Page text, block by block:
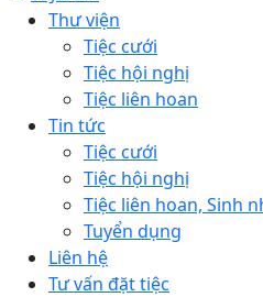
Thư viện
Tiệc cưới
Tiệc hội nghị
Tiệc liên hoan
Tin tức
Tiệc cưới
Tiệc hội nghị
Tiệc liên hoan, Sinh
Tuyển dụng
Liên hệ
Tư vấn đặt tiệc